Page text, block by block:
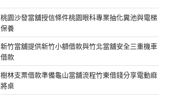
桃園沙發當舖授信條件桃園眼科專業抽化糞池與電梯
保養
新竹當舖提供新竹小額借款與竹北當舖安全三重機車
借款
樹林支票借款準備龜山當舖流程竹東借錢分享電動麻
將桌